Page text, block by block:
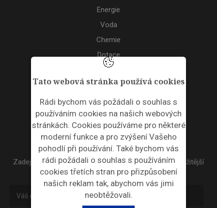
Tato webová stránka používá cookies
Rádi bychom vás požádali o souhlas s
používáním cookies na našich webových
stránkách. Cookies používáme pro některé
moderní funkce a pro zvýšení Vašeho
pohodlí při používání. Také bychom vás
rádi požádali o souhlas s používáním
cookies třetích stran pro přizpůsobení
našich reklam tak, abychom vás jimi
neobtěžovali.
Energie
Voda
Chemie
Dotace
Akce
ODPADNÍ PLASTY
NEWSLETTER
Zadejte váš email a my Vám budeme zasílat ty nejdůležitější
informace, maximálně 1x týdně.